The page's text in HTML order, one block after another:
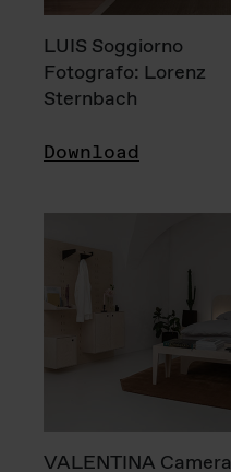
LUIS Soggiorno
Fotografo: Lorenz
Sternbach
Download
VALENTINA Camera